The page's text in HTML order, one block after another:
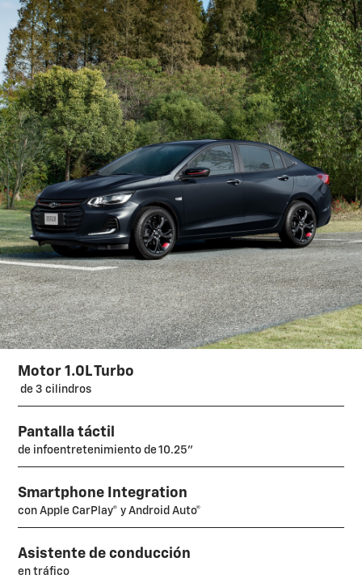
Motor 1.0L Turbo
de 3 cilindros
Pantalla táctil
de infoentretenimiento de 10.25"
Smartphone Integration
con Apple CarPlay® y Android Auto®
Asistente de conducción
en tráfico